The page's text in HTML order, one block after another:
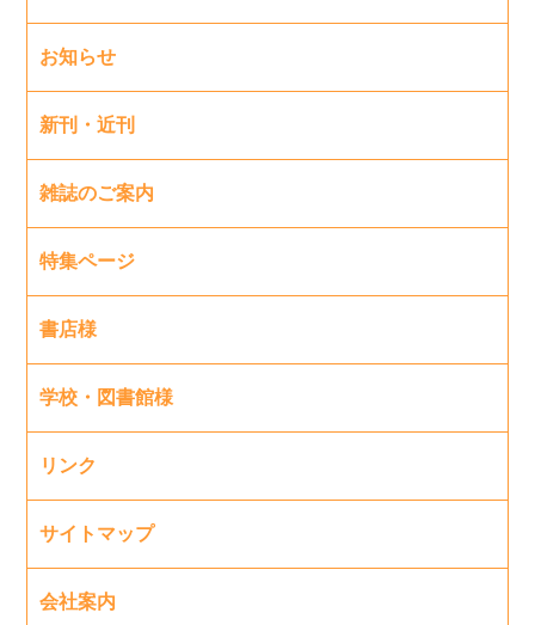
お知らせ
新刊・近刊
雑誌のご案内
特集ページ
書店様
学校・図書館様
リンク
サイトマップ
会社案内